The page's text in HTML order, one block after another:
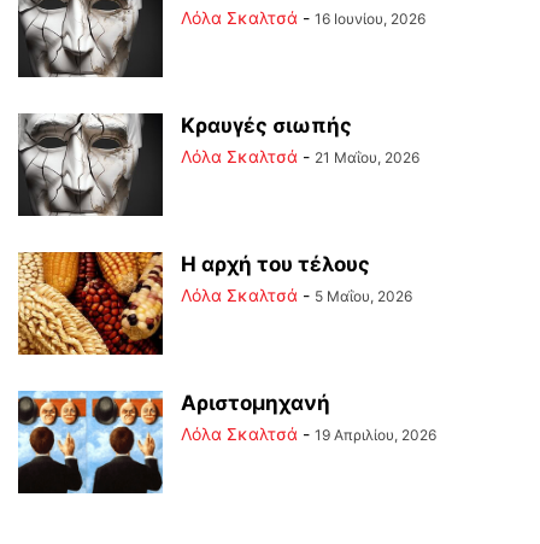
Λόλα Σκαλτσά - 16 Ιουνίου, 2026
Κραυγές σιωπής
Λόλα Σκαλτσά - 21 Μαΐου, 2026
Η αρχή του τέλους
Λόλα Σκαλτσά - 5 Μαΐου, 2026
Αριστομηχανή
Λόλα Σκαλτσά - 19 Απριλίου, 2026